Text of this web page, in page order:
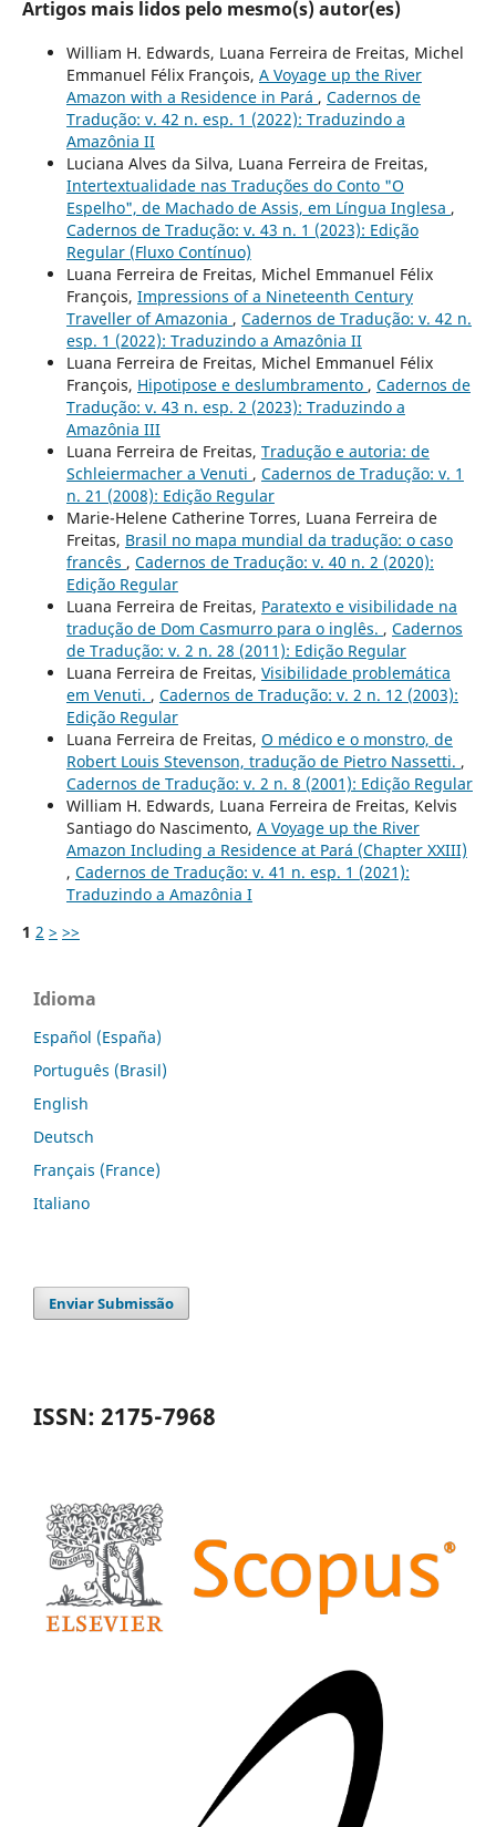
Artigos mais lidos pelo mesmo(s) autor(es)
William H. Edwards, Luana Ferreira de Freitas, Michel
Emmanuel Félix François, A Voyage up the River
Amazon with a Residence in Pará , Cadernos de
Tradução: v. 42 n. esp. 1 (2022): Traduzindo a
Amazônia II
Luciana Alves da Silva, Luana Ferreira de Freitas,
Intertextualidade nas Traduções do Conto "O
Espelho", de Machado de Assis, em Língua Inglesa ,
Cadernos de Tradução: v. 43 n. 1 (2023): Edição
Regular (Fluxo Contínuo)
Luana Ferreira de Freitas, Michel Emmanuel Félix
François, Impressions of a Nineteenth Century
Traveller of Amazonia , Cadernos de Tradução: v. 42 n.
esp. 1 (2022): Traduzindo a Amazônia II
Luana Ferreira de Freitas, Michel Emmanuel Félix
François, Hipotipose e deslumbramento , Cadernos de
Tradução: v. 43 n. esp. 2 (2023): Traduzindo a
Amazônia III
Luana Ferreira de Freitas, Tradução e autoria: de
Schleiermacher a Venuti , Cadernos de Tradução: v. 1
n. 21 (2008): Edição Regular
Marie-Helene Catherine Torres, Luana Ferreira de
Freitas, Brasil no mapa mundial da tradução: o caso
francês , Cadernos de Tradução: v. 40 n. 2 (2020):
Edição Regular
Luana Ferreira de Freitas, Paratexto e visibilidade na
tradução de Dom Casmurro para o inglês. , Cadernos
de Tradução: v. 2 n. 28 (2011): Edição Regular
Luana Ferreira de Freitas, Visibilidade problemática
em Venuti. , Cadernos de Tradução: v. 2 n. 12 (2003):
Edição Regular
Luana Ferreira de Freitas, O médico e o monstro, de
Robert Louis Stevenson, tradução de Pietro Nassetti. ,
Cadernos de Tradução: v. 2 n. 8 (2001): Edição Regular
William H. Edwards, Luana Ferreira de Freitas, Kelvis
Santiago do Nascimento, A Voyage up the River
Amazon Including a Residence at Pará (Chapter XXIII)
, Cadernos de Tradução: v. 41 n. esp. 1 (2021):
Traduzindo a Amazônia I
1 2 > >>
Idioma
Español (España)
Português (Brasil)
English
Deutsch
Français (France)
Italiano
Enviar Submissão
ISSN: 2175-7968